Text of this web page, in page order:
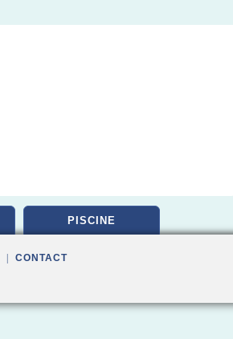
PISCINE
CONTACT